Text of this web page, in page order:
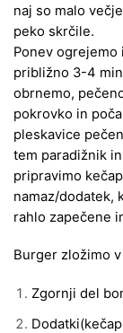
naj so malo
peko skrčile.
Ponev ogrejemo
približno 3-4
obrnemo,
pokrovko in
pleskavice
tem paradižnik
pripravimo
namaz/dodatek,
rahlo zapečene
Burger zložimo
Zgornji del